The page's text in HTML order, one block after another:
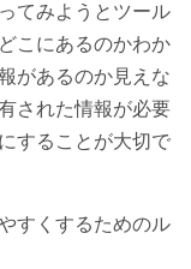
てみようとツール
こにあるのかわか
があるのか見えな
された情報が必要
することが大切で
すくするためのル